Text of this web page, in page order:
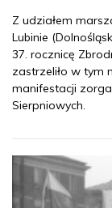
Z udziałem
Lubinie
37. rocznicę
zastrzeliło w tym
manifestacji
Sierpniowych.